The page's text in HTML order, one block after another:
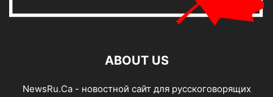
ABOUT US
NewsRu.Ca - новостной сайт для русскоговорящих